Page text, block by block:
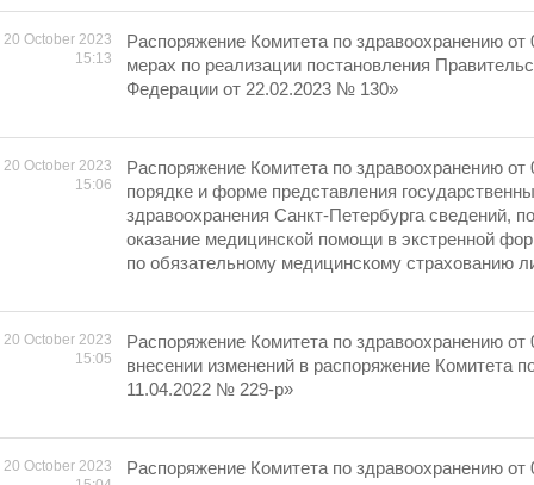
20 October 2023
15:13
Распоряжение Комитета по здравоохранению
мерах по реализации постановления
Федерации от 22.02.2023 № 130»
20 October 2023
15:06
Распоряжение Комитета по здравоохранению
порядке и форме представления
здравоохранения Санкт-Петербурга сведений,
оказание медицинской помощи в экстренной
по обязательному медицинскому страхованию
20 October 2023
15:05
Распоряжение Комитета по здравоохранению
внесении изменений в распоряжение Комитета
11.04.2022 № 229-р»
20 October 2023
Распоряжение Комитета по здравоохранению